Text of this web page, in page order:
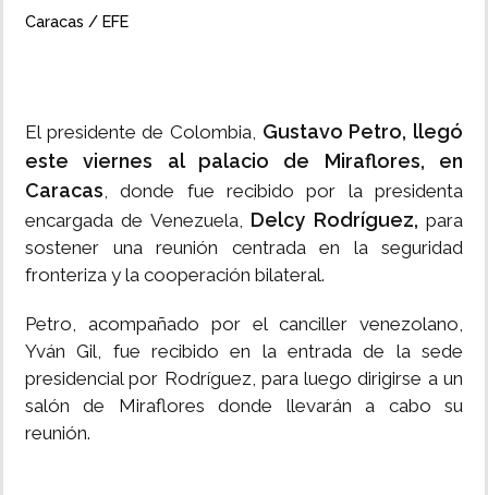
Caracas / EFE
El presidente de Colombia, Gustavo Petro, llegó
este viernes al palacio de Miraflores, en
Caracas, donde fue recibido por la presidenta
encargada de Venezuela, Delcy Rodríguez, para
sostener una reunión centrada en la seguridad
fronteriza y la cooperación bilateral.
Petro, acompañado por el canciller venezolano,
Yván Gil, fue recibido en la entrada de la sede
presidencial por Rodríguez, para luego dirigirse a un
salón de Miraflores donde llevarán a cabo su
reunión.